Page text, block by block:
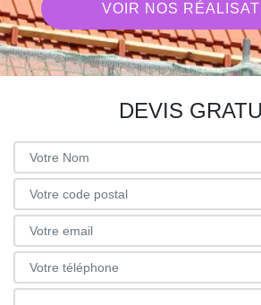
VOIR NOS
DEVIS